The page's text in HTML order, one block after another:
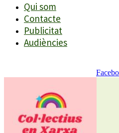
Qui som
Contacte
Publicitat
Audiències